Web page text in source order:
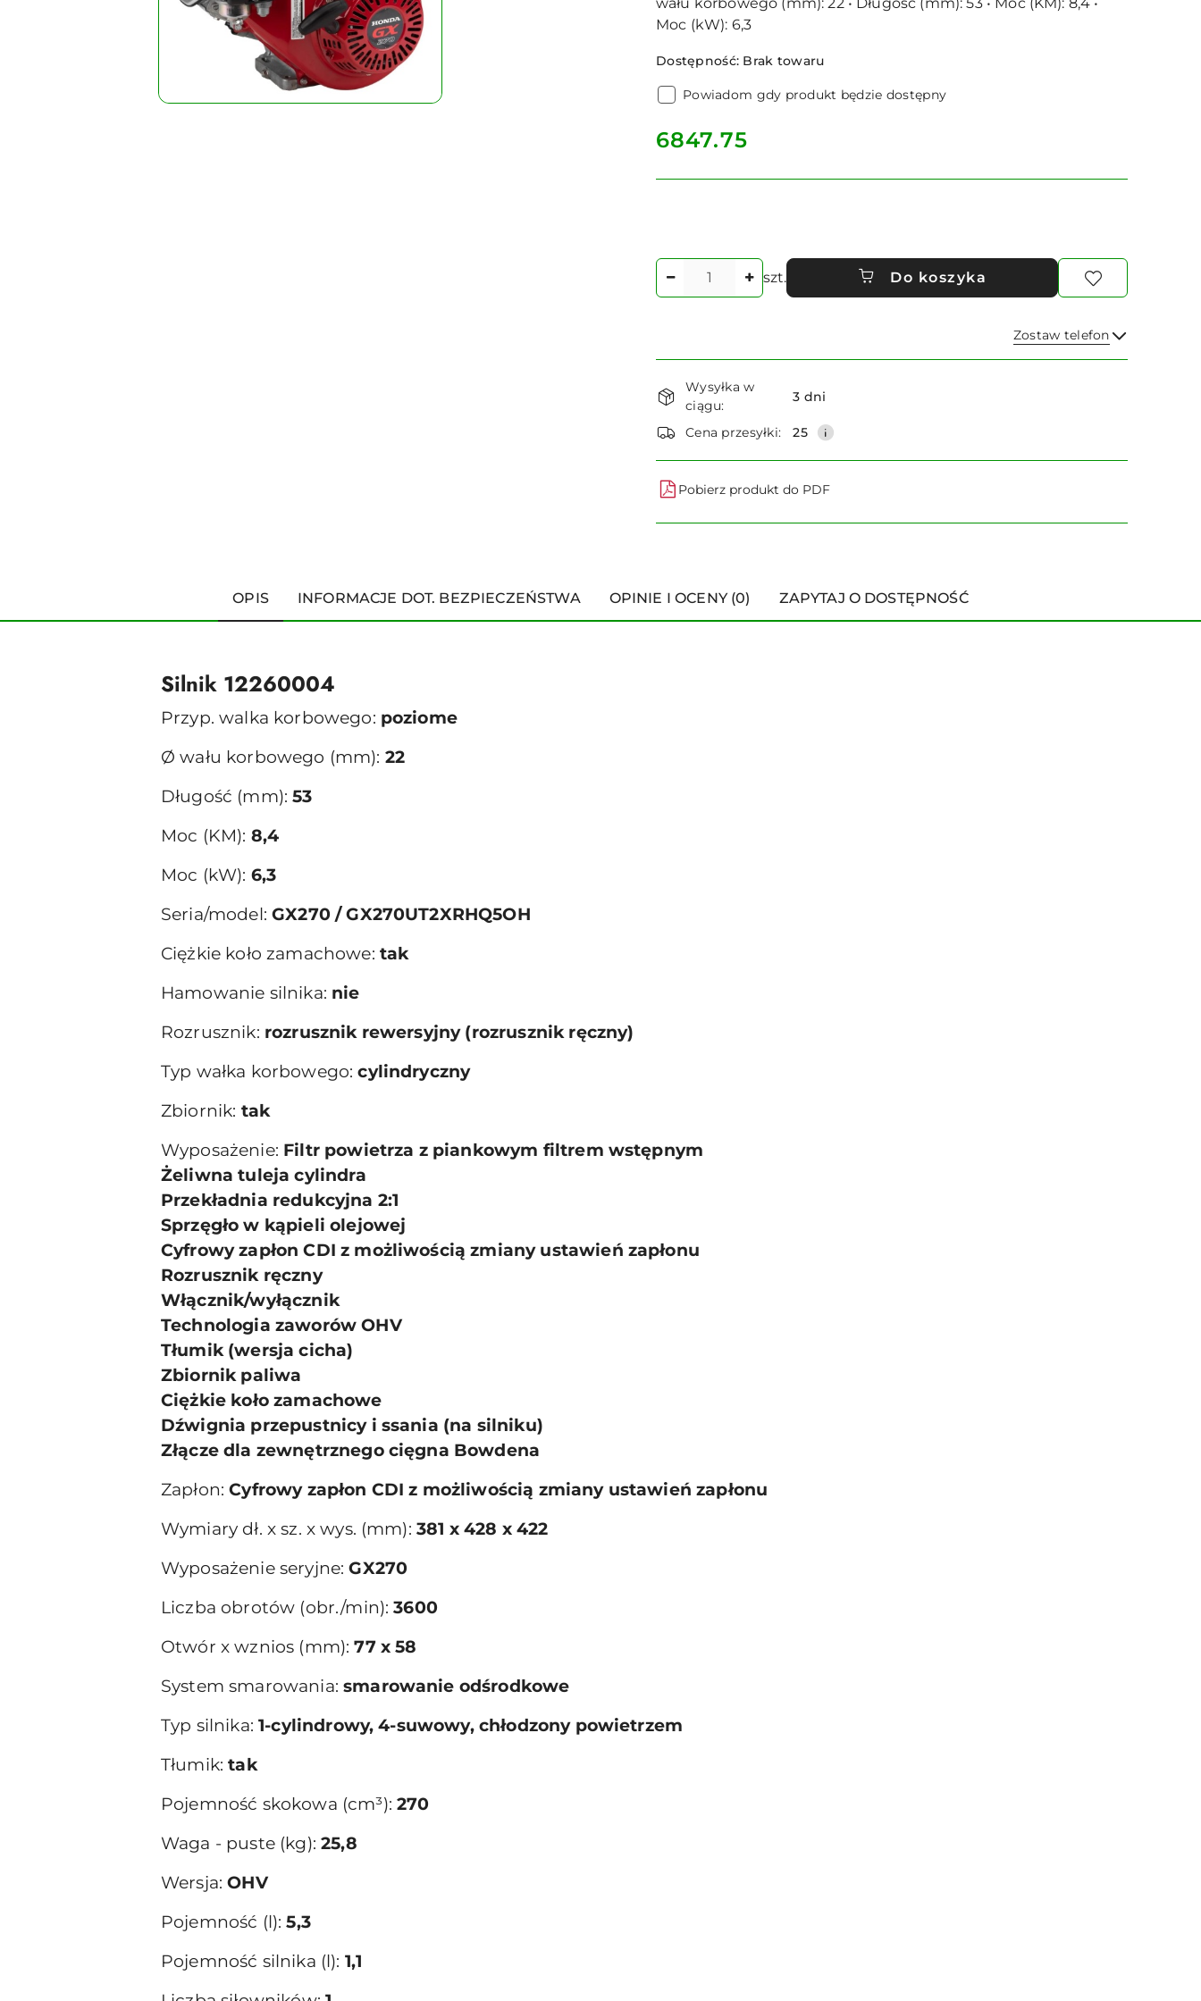
Moc (kW): 6,3
Dostępność: Brak towaru
Powiadom gdy produkt będzie dostępny
cena:
6847.75
Ilość
szt. Do koszyka
Zostaw telefon
Wyślij
Dostępność
i
dostawa
Wysyłka w
ciągu:
3 dni
Cena przesyłki: 25
Pobierz produkt do PDF
OPIS INFORMACJE DOT. BEZPIECZEŃSTWA OPINIE I OCENY (0) ZAPYTAJ O DOSTĘPNOŚĆ
Silnik 12260004
Przyp. walka korbowego: poziome
Ø wału korbowego (mm): 22
Długość (mm):53
Moc (KM): 8,4
Moc (kW): 6,3
Seria/model:GX270 / GX270UT2XRHQ5OH
Ciężkie koło zamachowe: tak
Hamowanie silnika: nie
Rozrusznik: rozrusznik rewersyjny (rozrusznik ręczny)
Typ wałka korbowego:cylindryczny
Zbiornik: tak
Wyposażenie: Filtr powietrza z piankowym filtrem wstępnym
Żeliwna tuleja cylindra
Przekładnia redukcyjna 2:1
Sprzęgło w kąpieli olejowej
Cyfrowy zapłon CDI z możliwością zmiany ustawień zapłonu
Rozrusznik ręczny
Włącznik/wyłącznik
Technologia zaworów OHV
Tłumik (wersja cicha)
Zbiornik paliwa
Ciężkie koło zamachowe
Dźwignia przepustnicy i ssania (na silniku)
Złącze dla zewnętrznego cięgna Bowdena
Zapłon:Cyfrowy zapłon CDI z możliwością zmiany ustawień zapłonu
Wymiary dł. x sz. x wys. (mm): 381 x 428 x 422
Wyposażenie seryjne:GX270
Liczba obrotów (obr./min):3600
Otwór x wznios (mm):77 x 58
System smarowania:smarowanie odśrodkowe
Typ silnika:1-cylindrowy, 4-suwowy, chłodzony powietrzem
Tłumik:tak
Pojemność skokowa (cm³): 270
Waga - puste (kg):25,8
Wersja:OHV
Pojemność (l):5,3
Pojemność silnika (l): 1,1